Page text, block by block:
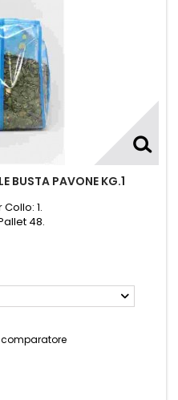
BUSTA PAVONE KG.1
1.
48.